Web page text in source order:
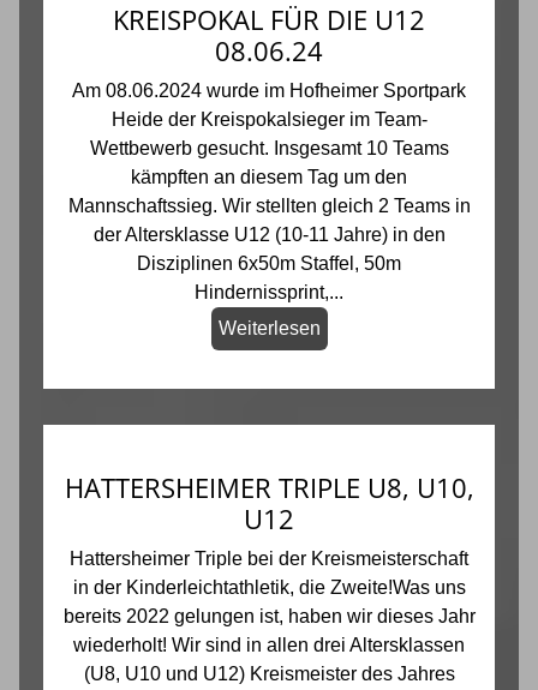
KREISPOKAL FÜR DIE U12
08.06.24
Am 08.06.2024 wurde im Hofheimer Sportpark
Heide der Kreispokalsieger im Team-
Wettbewerb gesucht. Insgesamt 10 Teams
kämpften an diesem Tag um den
Mannschaftssieg. Wir stellten gleich 2 Teams in
der Altersklasse U12 (10-11 Jahre) in den
Disziplinen 6x50m Staffel, 50m
Hindernissprint,...
Weiterlesen
HATTERSHEIMER TRIPLE U8, U10,
U12
Hattersheimer Triple bei der Kreismeisterschaft
in der Kinderleichtathletik, die Zweite!Was uns
bereits 2022 gelungen ist, haben wir dieses Jahr
wiederholt! Wir sind in allen drei Altersklassen
(U8, U10 und U12) Kreismeister des Jahres